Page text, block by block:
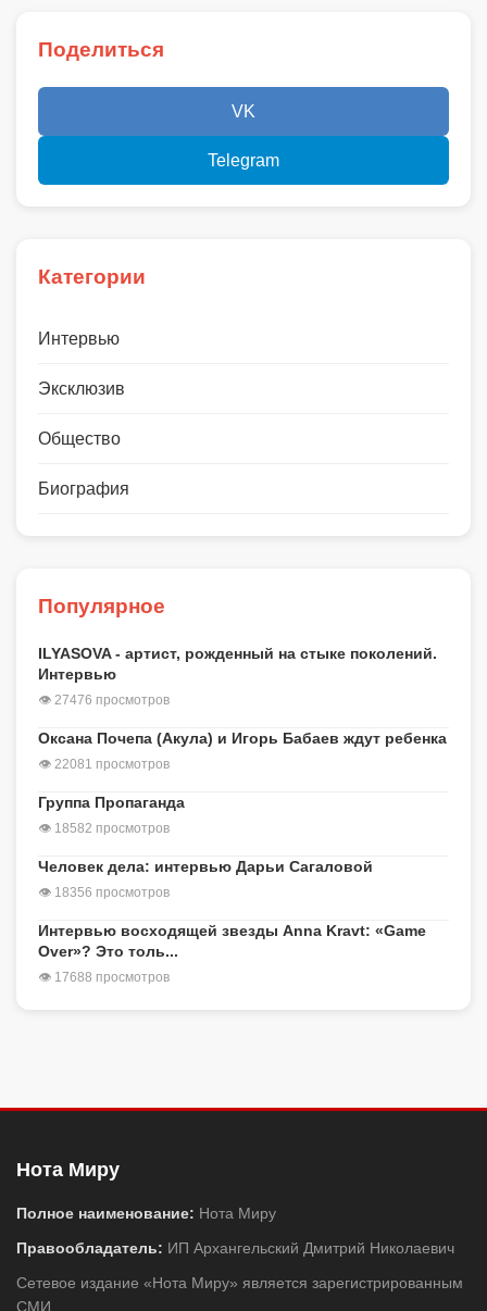
Поделиться
VK
Telegram
Категории
Интервью
Эксклюзив
Общество
Биография
Популярное
ILYASOVA - артист, рожденный на стыке поколений.
Интервью
👁 27476 просмотров
Оксана Почепа (Акула) и Игорь Бабаев ждут ребенка
👁 22081 просмотров
Группа Пропаганда
👁 18582 просмотров
Человек дела: интервью Дарьи Сагаловой
👁 18356 просмотров
Интервью восходящей звезды Anna Kravt: «Game
Over»? Это толь...
👁 17688 просмотров
Нота Миру
Полное наименование: Нота Миру
Правообладатель: ИП Архангельский Дмитрий Николаевич
Сетевое издание «Нота Миру» является зарегистрированным
СМИ